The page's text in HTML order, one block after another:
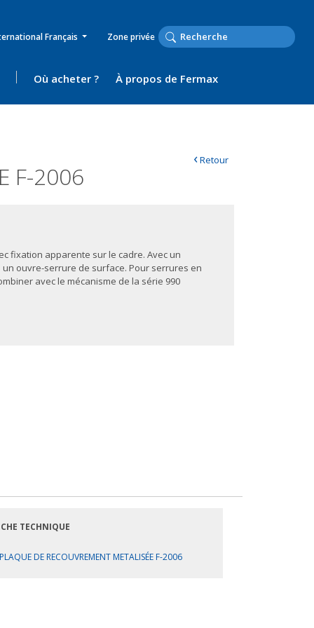
Français Zone privée
Où acheter ? À propos de Fermax
F-2006
‹Retour
fixation apparente sur le cadre. Avec un
ouvre-serrure de surface. Pour serrures en
avec le mécanisme de la série 990
TECHNIQUE
DE RECOUVREMENT METALISÉE F-2006